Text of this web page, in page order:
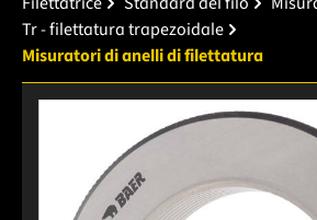
Tr - filettatura trapezoidale
Misuratori di anelli di filettatura
Salta la galleria di immagini